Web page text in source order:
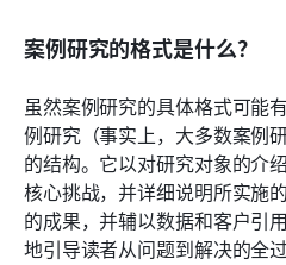
案例研究的格式是什么？
虽然案例研究的具体格式可能
例研究（事实上，大多数案例
的结构。它以对研究对象的介
核心挑战，并详细说明所实施
的成果，并辅以数据和客户引
地引导读者从问题到解决的全过